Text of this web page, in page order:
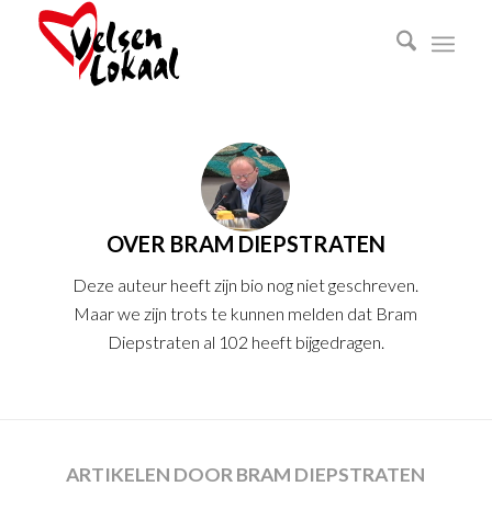
OVER BRAM DIEPSTRATEN
Deze auteur heeft zijn bio nog niet geschreven.
Maar we zijn trots te kunnen melden dat Bram
Diepstraten al 102 heeft bijgedragen.
ARTIKELEN DOOR BRAM DIEPSTRATEN